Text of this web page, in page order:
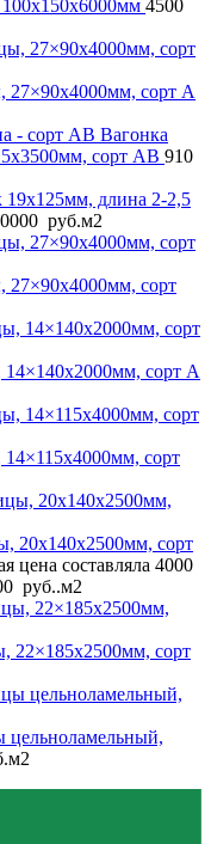
100x150x6000мм 4500
27×90x4000мм, сорт A
Вагонка
сорт AB 910
длина 2-2,5
руб.м2
27×90x4000мм, сорт
сорт A
сорт
20x140x2500мм, сорт
цена составляла 4000
руб..м2
22×185x2500мм, сорт
м2